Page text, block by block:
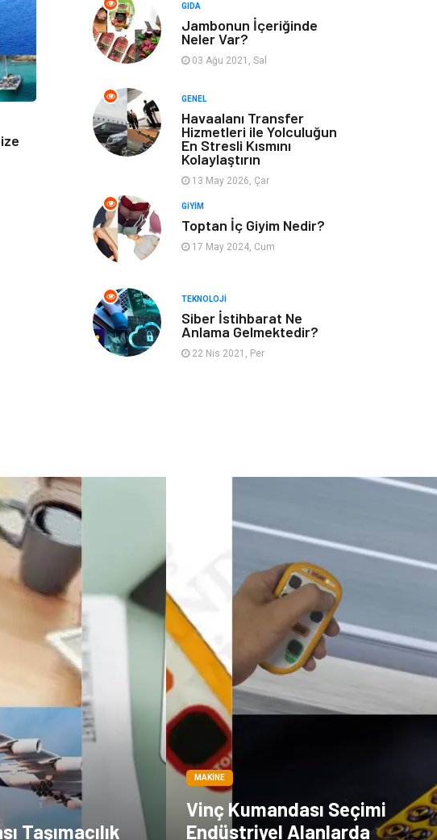
Genel Kültür Tatil
İnternet Turizm
Gayrimenkul
Astroloji Müzik
Gençlik
Sigorta Bakım
GIDA
Jambonun İçeriğinde
Neler Var?
03 Ağu 2021, Sal
GENEL
Havaalanı Transfer
Hizmetleri ile Yolculuğun
En Stresli Kısmını
Kolaylaştırın
13 May 2026, Çar
GIYIM
Toptan İç Giyim Nedir?
17 May 2024, Cum
TEKNOLOJI
Siber İstihbarat Ne
Anlama Gelmektedir?
22 Nis 2021, Per
Taşımacılık
MAKINE
Vinç Kumandası Seçimi
Endüstriyel Alanlarda